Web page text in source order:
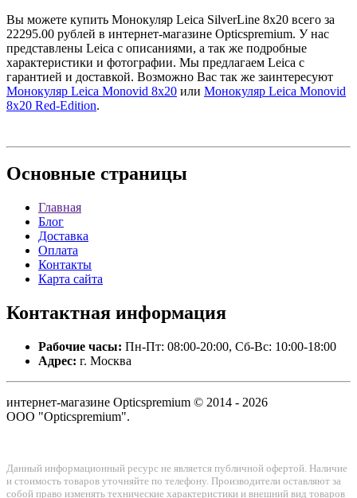
Вы можете купить Монокуляр Leica SilverLine 8х20 всего за
22295.00 рублей в интернет-магазине Opticspremium. У нас
представлены Leica с описаниями, а так же подробные
характеристики и фотографии. Мы предлагаем Leica с
гарантией и доставкой. Возможно Вас так же заинтересуют
Монокуляр Leica Monovid 8х20 или Монокуляр Leica Monovid
8х20 Red-Edition.
Основные страницы
Главная
Блог
Доставка
Оплата
Контакты
Карта сайта
Контактная информация
Рабочие часы: Пн-Пт: 08:00-20:00, Сб-Вс: 10:00-18:00
Адрес: г. Москва
интернет-магазине Opticspremium © 2014 - 2026
ООО "Opticspremium".
Данный информационный ресурс не является публичной офертой. Наличие
и стоимость товаров уточняйте по телефону. Производители оставляют за
собой право изменять технические характеристики и внешний вид товаров